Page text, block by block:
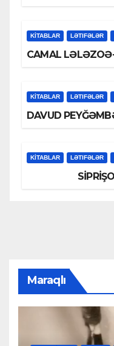
KİTABLAR LƏTIFƏLƏR
CAMAL
KİTABLAR LƏTIFƏLƏR
DAVUD
KİTABLAR LƏTIFƏLƏR
SİPRİŞON
Maraqlı